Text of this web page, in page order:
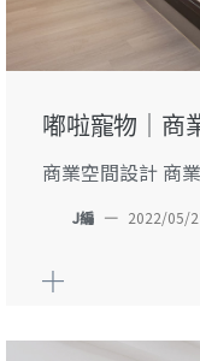
嘟啦寵物｜商
商業空間設計 商
J編 — 2022/05/